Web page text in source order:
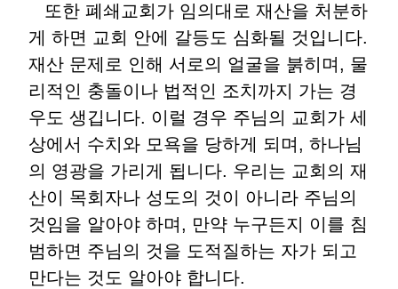
또한 폐쇄교회가 임의대로 재산을 처분하
게 하면 교회 안에 갈등도 심화될 것입니다.
재산 문제로 인해 서로의 얼굴을 붉히며 , 물
리적인 충돌이나 법적인 조치까지 가는 경
우도 생깁니다. 이럴 경우 주님의 교회가 세
상에서 수치와 모욕을 당하게 되며 , 하나님
의 영광을 가리게 됩니다. 우리는 교회의 재
산이 목회자나 성도의 것이 아니라 주님의
것임을 알아야 하며 , 만약 누구든지 이를 침
범하면 주님의 것을 도적질하는 자가 되고
만다는 것도 알아야 합니다.